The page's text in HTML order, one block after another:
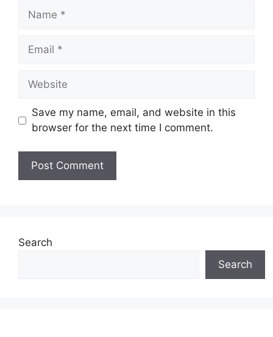
Name
Email
Website
Save my name, email, and website in this
browser for the next time I comment.
Search
Search